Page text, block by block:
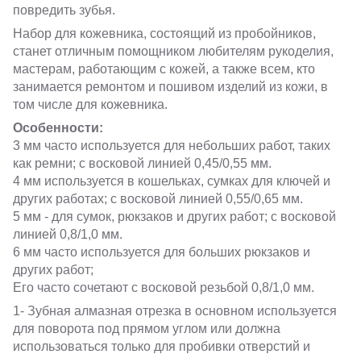
повредить зубья.
Набор для кожевника, состоящий из пробойников,
станет отличным помощником любителям рукоделия,
мастерам, работающим с кожей, а также всем, кто
занимается ремонтом и пошивом изделий из кожи, в
том числе для кожевника.
Особенности:
3 мм часто используется для небольших работ, таких
как ремни; с восковой линией 0,45/0,55 мм.
4 мм используется в кошельках, сумках для ключей и
других работах; с восковой линией 0,55/0,65 мм.
5 мм - для сумок, рюкзаков и других работ; с восковой
линией 0,8/1,0 мм.
6 мм часто используется для больших рюкзаков и
других работ;
Его часто сочетают с восковой резьбой 0,8/1,0 мм.
1- Зубная алмазная отрезка в основном используется
для поворота под прямом углом или должна
использоваться только для пробивки отверстий и